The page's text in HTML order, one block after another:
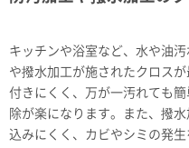
キッチンや浴室など、水や油
や撥水加工が施されたクロス
付きにくく、万が一汚れても
除が楽になります。また、撥
込みにくく、カビやシミの発生